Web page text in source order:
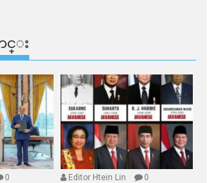
င္း
0 Editor Htein Lin 0